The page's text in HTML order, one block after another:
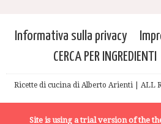
Informativa sulla privacy
CERCA PER INGREDIENTI
Ricette di cucina di Alberto Arienti | ALL
Site is using a trial version of the